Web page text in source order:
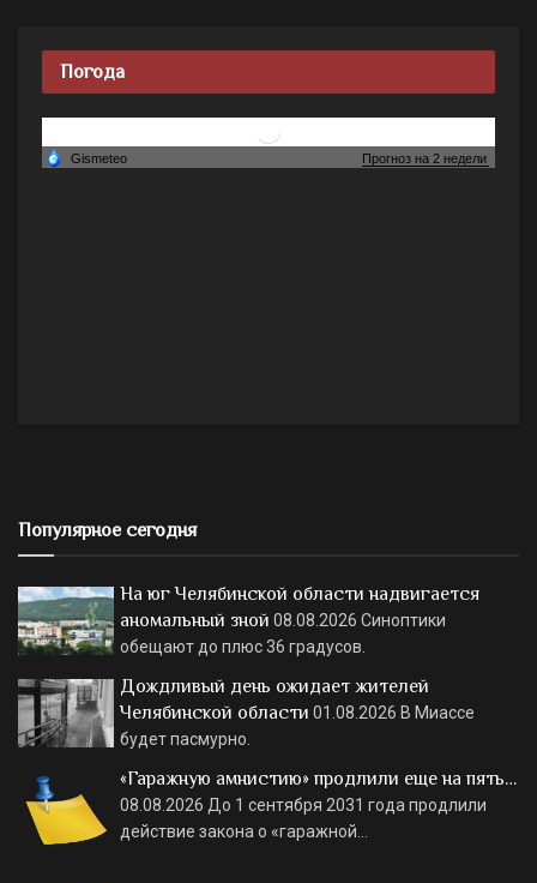
Погода
Популярное сегодня
На юг Челябинской области надвигается
аномальный зной 08.08.2026 Синоптики
обещают до плюс 36 градусов.
Дождливый день ожидает жителей
Челябинской области 01.08.2026 В Миассе
будет пасмурно.
«Гаражную амнистию» продлили еще на пять…
08.08.2026 До 1 сентября 2031 года продлили
действие закона о «гаражной…